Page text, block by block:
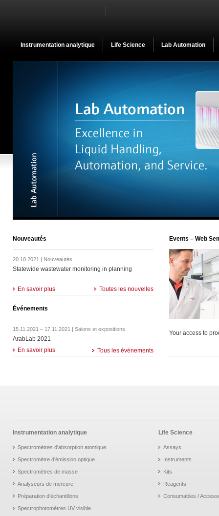
Instrumentation analytique Life Science Lab Automation
Nouveautés
20.10.2021 | Nouveautés
Statewide wastewater monitoring in planning
En savoir plus Toutes les nouvelles
Événements
15.11.2021 – 17.11.2021 | Salons et expositions
ArabLab 2021
En savoir plus
Tous les événements
Events – Web
Your access to
Instrumentation analytique
Spectromètres d'absorption atomique
Spectromètre d'émission optique
Spectromètres de masse
Analyseurs de mercure
Préparation d’échantillons
Spectrophotomètres UV visible
Life Science
Assays
Instruments
Kits
Reagents
Consumables /